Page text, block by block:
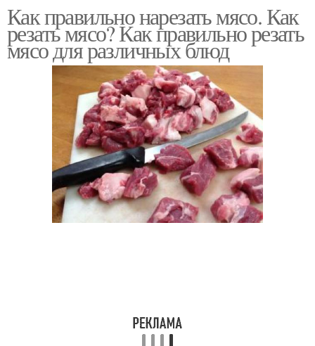
Как правильно нарезать мясо. Как
резать мясо? Как правильно резать
мясо для различных блюд